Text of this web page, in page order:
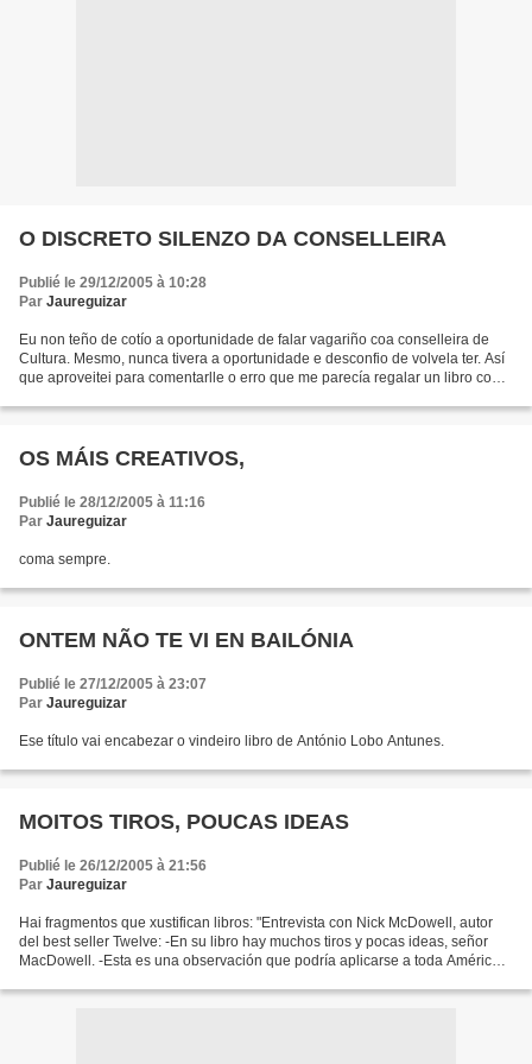
O DISCRETO SILENZO DA CONSELLEIRA
Publié le 29/12/2005 à 10:28
Par Jaureguizar
Eu non teño de cotío a oportunidade de falar vagariño coa conselleira de
Cultura. Mesmo, nunca tivera a oportunidade e desconfio de volvela ter. Así
que aproveitei para comentarlle o erro que me parecía regalar un libro con
OS MÁIS CREATIVOS,
Publié le 28/12/2005 à 11:16
Par Jaureguizar
coma sempre.
ONTEM NÃO TE VI EN BAILÓNIA
Publié le 27/12/2005 à 23:07
Par Jaureguizar
Ese título vai encabezar o vindeiro libro de António Lobo Antunes.
MOITOS TIROS, POUCAS IDEAS
Publié le 26/12/2005 à 21:56
Par Jaureguizar
Hai fragmentos que xustifican libros: "Entrevista con Nick McDowell, autor
del best seller Twelve: -En su libro hay muchos tiros y pocas ideas, señor
MacDowell. -Esta es una observación que podría aplicarse a toda América,